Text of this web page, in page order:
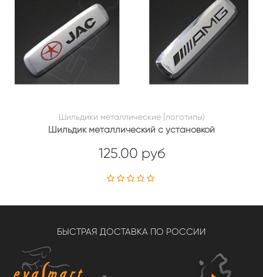
Шильдики металлические (логотипы)
Шильдик металлический с установкой
125.00 руб
БЫСТРАЯ ДОСТАВКА ПО РОССИИ